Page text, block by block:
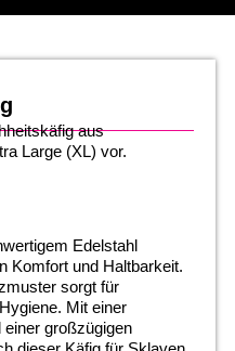
aus
Large (XL) vor.
Edelstahl
Komfort und Haltbarkeit.
sorgt für
Mit einer
einer großzügigen